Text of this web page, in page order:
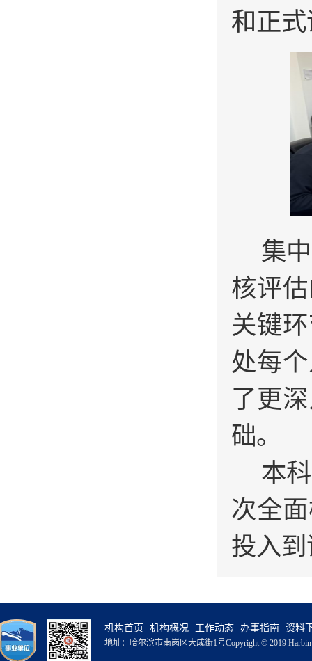
和正
集
核评
关键
处每
了更
础。
本
次全
投入
机构首页 机构概况 工作动态 办事指南 资料
地址：哈尔滨市南岗区大成街1号Copyright © 2019